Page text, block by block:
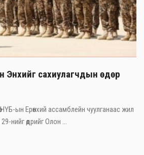
Энхийг сахиулагчдын өдөр
ын Ерөнхий ассамблейн чуулганаас жил
нийг өдрийг Олон ...